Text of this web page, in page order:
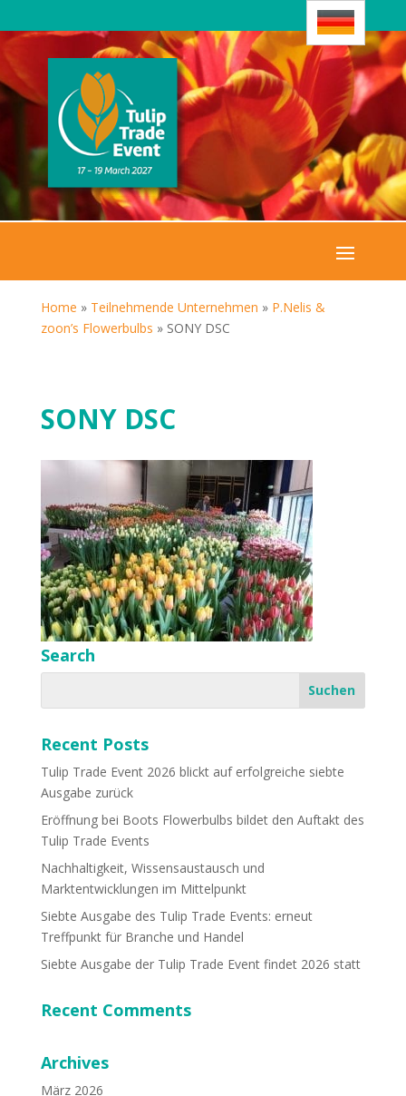
Home » Teilnehmende Unternehmen » P.Nelis &
zoon’s Flowerbulbs » SONY DSC
SONY DSC
Search
Recent Posts
Tulip Trade Event 2026 blickt auf erfolgreiche siebte
Ausgabe zurück
Eröffnung bei Boots Flowerbulbs bildet den Auftakt des
Tulip Trade Events
Nachhaltigkeit, Wissensaustausch und
Marktentwicklungen im Mittelpunkt
Siebte Ausgabe des Tulip Trade Events: erneut
Treffpunkt für Branche und Handel
Siebte Ausgabe der Tulip Trade Event findet 2026 statt
Recent Comments
Archives
März 2026